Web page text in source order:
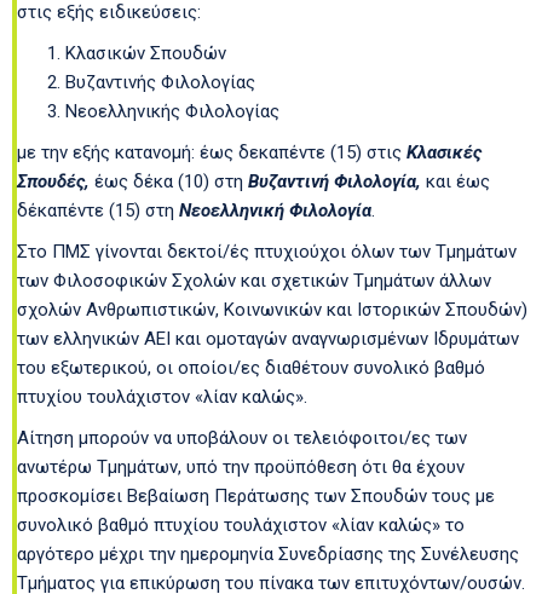
στις εξής ειδικεύσεις:
Κλασικών Σπουδών
Βυζαντινής Φιλολογίας
Νεοελληνικής Φιλολογίας
με την εξής κατανομή: έως δεκαπέντε (15) στις Κλασικές
Σπουδές, έως δέκα (10) στη Βυζαντινή Φιλολογία, και έως
δέκαπέντε (15) στη Νεοελληνική Φιλολογία.
Στο ΠΜΣ γίνονται δεκτοί/ές πτυχιούχοι όλων των Τμημάτων
των Φιλοσοφικών Σχολών και σχετικών Τμημάτων άλλων
σχολών Ανθρωπιστικών, Κοινωνικών και Ιστορικών Σπουδών)
των ελληνικών ΑΕΙ και ομοταγών αναγνωρισμένων Ιδρυμάτων
του εξωτερικού, οι οποίοι/ες διαθέτουν συνολικό βαθμό
πτυχίου τουλάχιστον «λίαν καλώς».
Αίτηση μπορούν να υποβάλουν οι τελειόφοιτοι/ες των
ανωτέρω Τμημάτων, υπό την προϋπόθεση ότι θα έχουν
προσκομίσει Βεβαίωση Περάτωσης των Σπουδών τους με
συνολικό βαθμό πτυχίου τουλάχιστον «λίαν καλώς» το
αργότερο μέχρι την ημερομηνία Συνεδρίασης της Συνέλευσης
Τμήματος για επικύρωση του πίνακα των επιτυχόντων/ουσών.